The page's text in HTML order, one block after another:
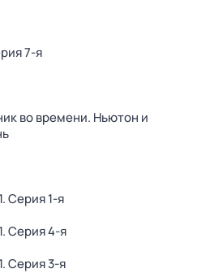
7-я
во времени. Ньютон и
. Серия 1-я
. Серия 4-я
. Серия 3-я